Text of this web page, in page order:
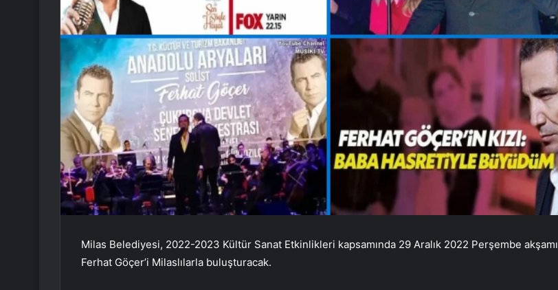
Milas Belediyesi, 2022-2023 Kültür Sanat Etkinlikleri kapsamında 29 Aralık 2022 Perşembe akşamı
Ferhat Göçer’i Milaslılarla buluşturacak.